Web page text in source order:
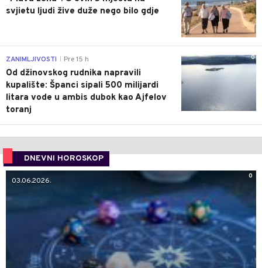
svjietu ljudi žive duže nego bilo gdje
0
ZANIMLJIVOSTI Pre 15 h
Od džinovskog rudnika napravili
kupalište: Španci sipali 500 milijardi
litara vode u ambis dubok kao Ajfelov
toranj
DNEVNI HOROSKOP
0
03.06.2026.